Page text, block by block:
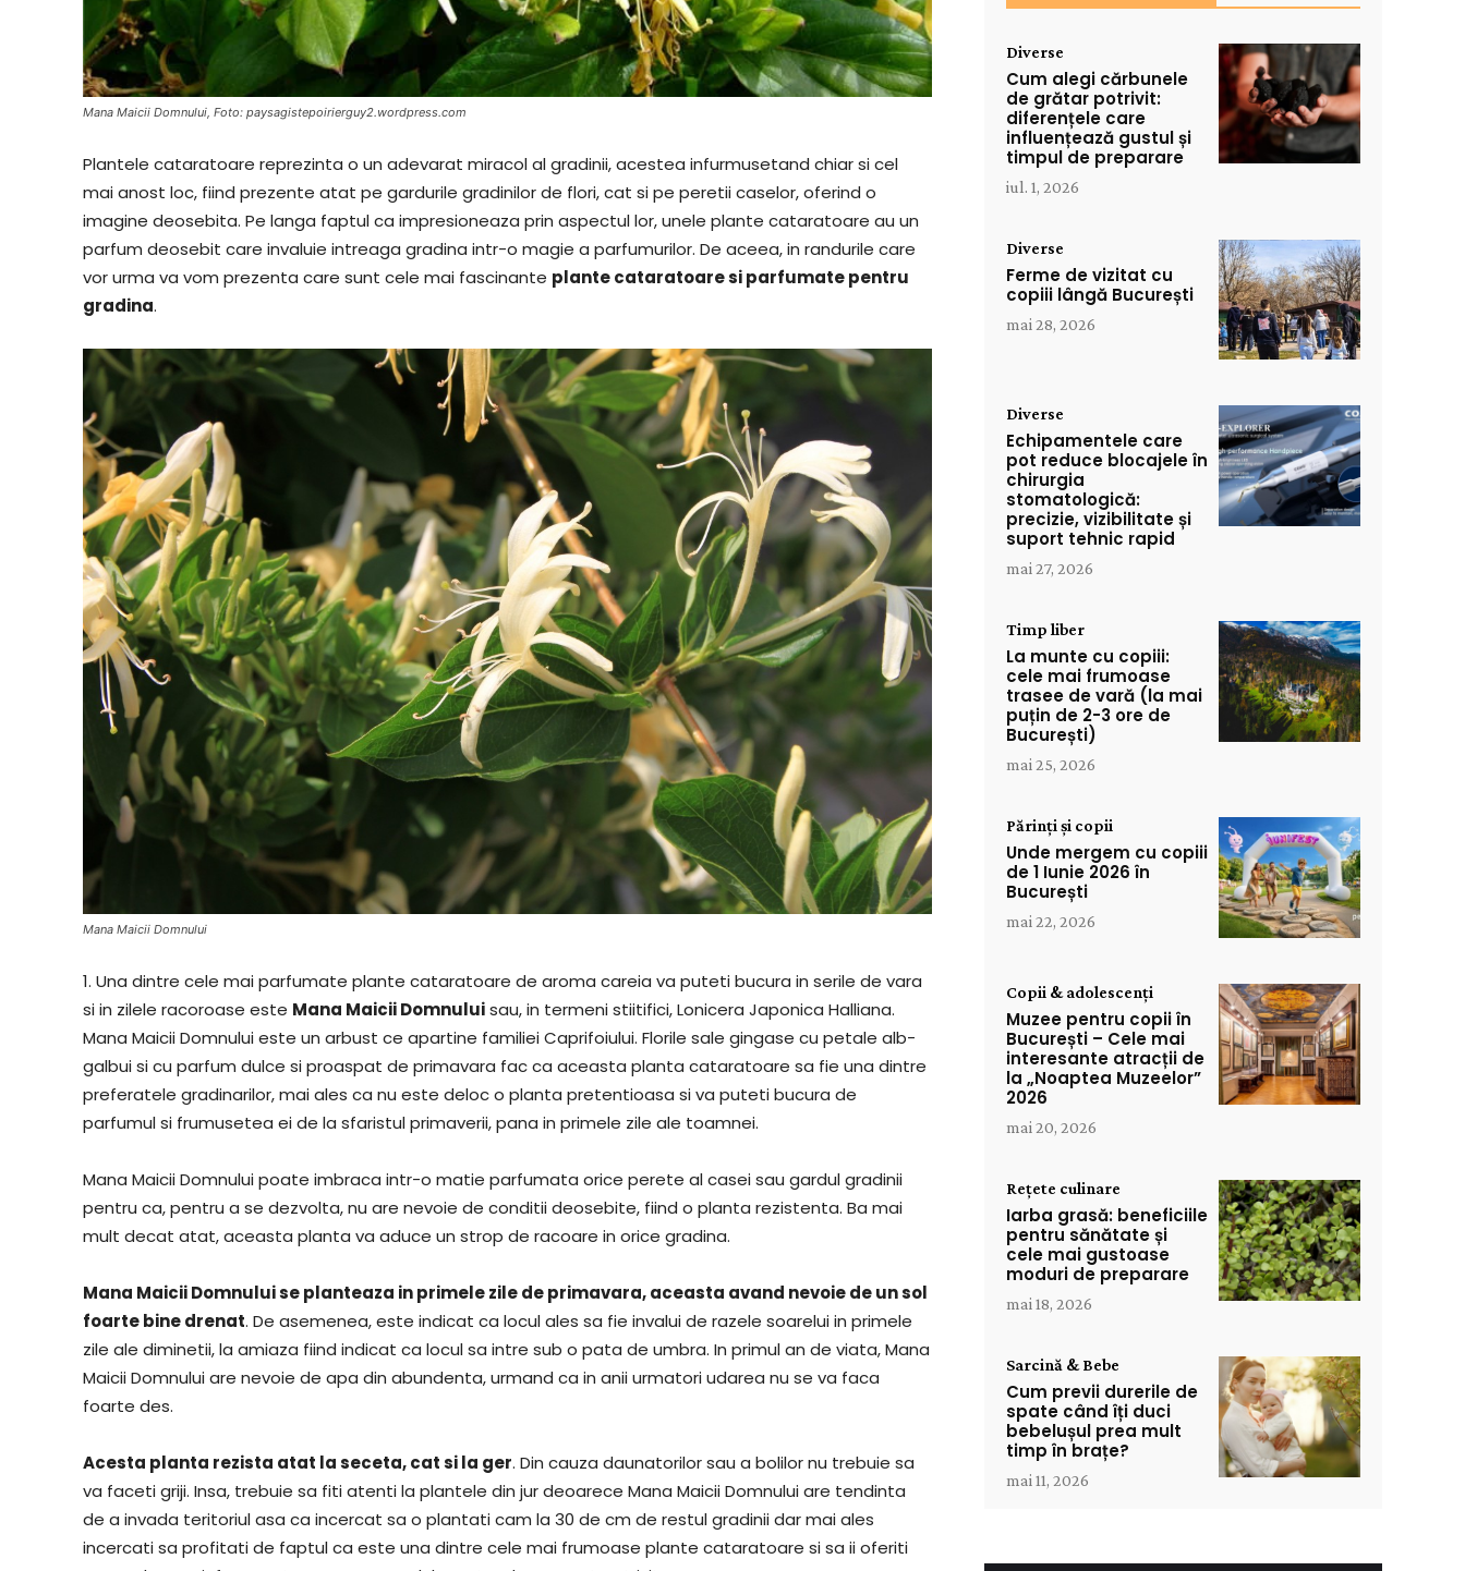
Mana Maicii Domnului, Foto: paysagistepoirierguy2.wordpress.com
Plantele cataratoare reprezinta o un adevarat miracol al gradinii, acestea infurmusetand chiar si cel
mai anost loc, fiind prezente atat pe gardurile gradinilor de flori, cat si pe peretii caselor, oferind o
imagine deosebita. Pe langa faptul ca impresioneaza prin aspectul lor, unele plante cataratoare au un
parfum deosebit care invaluie intreaga gradina intr-o magie a parfumurilor. De aceea, in randurile care
vor urma va vom prezenta care sunt cele mai fascinante plante cataratoare si parfumate pentru
gradina.
Mana Maicii Domnului
1. Una dintre cele mai parfumate plante cataratoare de aroma careia va puteti bucura in serile de vara
si in zilele racoroase este Mana Maicii Domnuluisau, in termeni stiitifici, Lonicera Japonica Halliana.
Mana Maicii Domnului este un arbust ce apartine familiei Caprifoiului. Florile sale gingase cu petale alb-
galbui si cu parfum dulce si proaspat de primavara fac ca aceasta planta cataratoare sa fie una dintre
preferatele gradinarilor, mai ales ca nu este deloc o planta pretentioasa si va puteti bucura de
parfumul si frumusetea ei de la sfaristul primaverii, pana in primele zile ale toamnei.
Mana Maicii Domnului poate imbraca intr-o matie parfumata orice perete al casei sau gardul gradinii
pentru ca, pentru a se dezvolta, nu are nevoie de conditii deosebite, fiind o planta rezistenta. Ba mai
mult decat atat, aceasta planta va aduce un strop de racoare in orice gradina.
Mana Maicii Domnului se planteaza in primele zile de primavara, aceasta avand nevoie de un sol
foarte bine drenat. De asemenea, este indicat ca locul ales sa fie invalui de razele soarelui in primele
zile ale diminetii, la amiaza fiind indicat ca locul sa intre sub o pata de umbra. In primul an de viata, Mana
Maicii Domnului are nevoie de apa din abundenta, urmand ca in anii urmatori udarea nu se va faca
foarte des.
Acesta planta rezista atat la seceta, cat si la ger. Din cauza daunatorilor sau a bolilor nu trebuie sa
va faceti griji. Insa, trebuie sa fiti atenti la plantele din jur deoarece Mana Maicii Domnului are tendinta
de a invada teritoriul asa ca incercat sa o plantati cam la 30 de cm de restul gradinii dar mai ales
incercati sa profitati de faptul ca este una dintre cele mai frumoase plante cataratoare si sa ii oferiti
Diverse
Cum alegi cărbunele
de grătar potrivit:
diferențele care
influențează gustul și
timpul de preparare
iul. 1, 2026
Diverse
Ferme de vizitat cu
copiii lângă București
mai 28, 2026
Diverse
Echipamentele care
pot reduce blocajele în
chirurgia
stomatologică:
precizie, vizibilitate și
suport tehnic rapid
mai 27, 2026
Timp liber
La munte cu copiii:
cele mai frumoase
trasee de vară (la mai
puțin de 2-3 ore de
București)
mai 25, 2026
Părinți și copii
Unde mergem cu copiii
de 1 Iunie 2026 în
București
mai 22, 2026
Copii & adolescenți
Muzee pentru copii în
București – Cele mai
interesante atracții de
la „Noaptea Muzeelor”
2026
mai 20, 2026
Rețete culinare
Iarba grasă: beneficiile
pentru sănătate și
cele mai gustoase
moduri de preparare
mai 18, 2026
Sarcină & Bebe
Cum previi durerile de
spate când îți duci
bebelușul prea mult
timp în brațe?
mai 11, 2026